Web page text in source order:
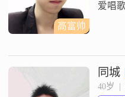
高富帅
爱唱
同城
40岁  |